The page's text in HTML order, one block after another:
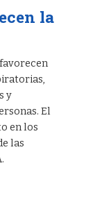
la
y
El
en los
las